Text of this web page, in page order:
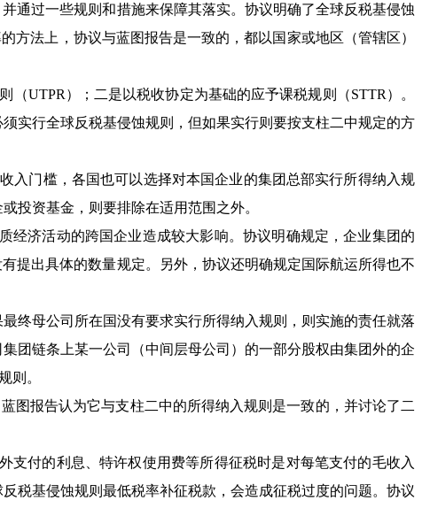
过一些规则和措施来保障其落实。协议明确了全球反税基侵蚀
方法上，协议与蓝图报告是一致的，都以国家或地区（管辖区）
UTPR）；二是以税收协定为基础的应予课税规则（STTR）。
实行全球反税基侵蚀规则，但如果实行则要按支柱二中规定的方
门槛，各国也可以选择对本国企业的集团总部实行所得纳入规
投资基金，则要排除在适用范围之外。
济活动的跨国企业造成较大影响。协议明确规定，企业集团的
提出具体的数量规定。另外，协议还明确规定国际航运所得也不
母公司所在国没有要求实行所得纳入规则，则实施的责任就落
团链条上某一公司（中间层母公司）的一部分股权由集团外的企
则。
报告认为它与支柱二中的所得纳入规则是一致的，并讨论了二
付的利息、特许权使用费等所得征税时是对每笔支付的毛收入
税基侵蚀规则最低税率补征税款，会造成征税过度的问题。协议